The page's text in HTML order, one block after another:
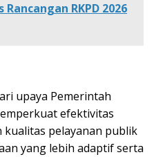
RKPD 2026
upaya Pemerintah
efektivitas
pelayanan publik
yang lebih adaptif serta